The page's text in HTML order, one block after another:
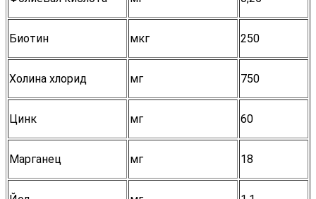
Биотин мкг 250
Холина хлорид мг 750
Цинк мг 60
Марганец мг 18